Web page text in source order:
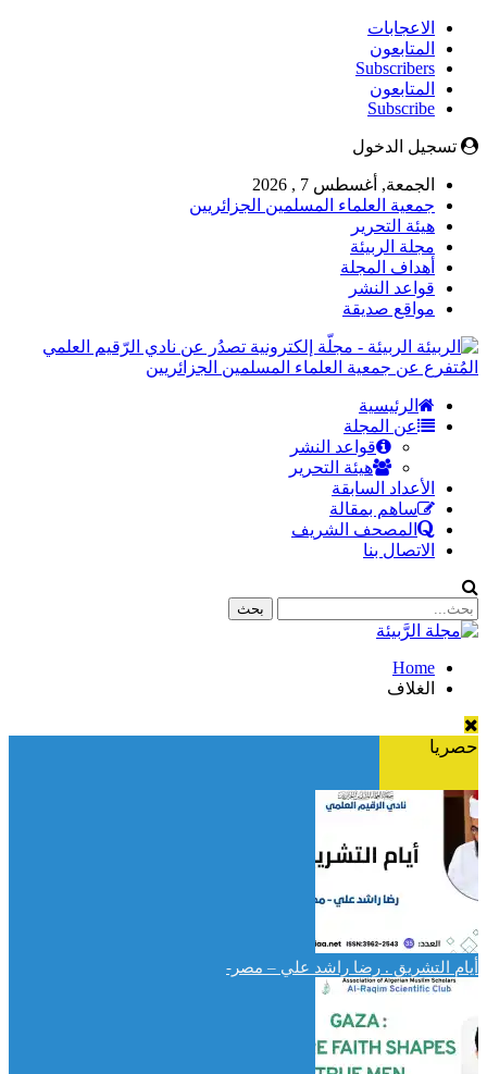
الاعجابات
المتابعون
Subscribers
المتابعون
Subscribe
تسجيل الدخول
الجمعة, أغسطس 7 , 2026
جمعية العلماء المسلمين الجزائريين
هيئة التحرير
مجلة الربيئة
أهداف المجلة
قواعد النشر
مواقع صديقة
الربيئة - مجلّة إلكترونية تصدُر عن نادي الرّقيم العلمي
المُتفرع عن جمعية العلماء المسلمين الجزائريين
الرئيسية
عن المجلة
قواعد النشر
هيئة التحرير
الأعداد السابقة
ساهم بمقالة
المصحف الشريف
الاتصال بنا
Home
الغلاف
حصريا
أيام التشريق . رضا راشد علي – مصر-